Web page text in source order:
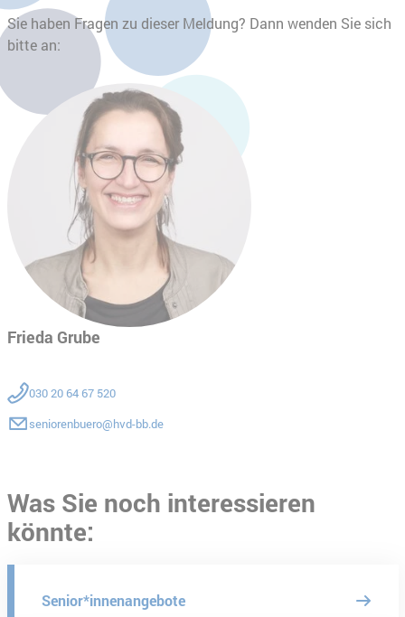
Sie haben Fragen zu dieser Meldung? Dann wenden Sie sich
bitte an:
Frieda Grube
030 20 64 67 520
seniorenbuero@hvd-bb.de
Was Sie noch interessieren
könnte:
Senior*innenangebote